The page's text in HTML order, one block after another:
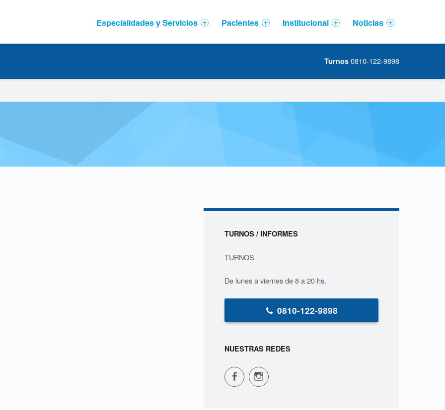
Especialidades y Servicios Pacientes Institucional Noticias
Turnos 0810-122-9898
Sidebar
TURNOS / INFORMES
TURNOS
De lunes a viernes de 8 a 20 hs.
0810-122-9898
NUESTRAS REDES
CPVS en Facebook CPVS en Instagram